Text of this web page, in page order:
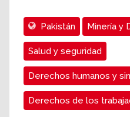
Pakistán Minería y
Salud y seguridad
Derechos humanos y
Derechos de los